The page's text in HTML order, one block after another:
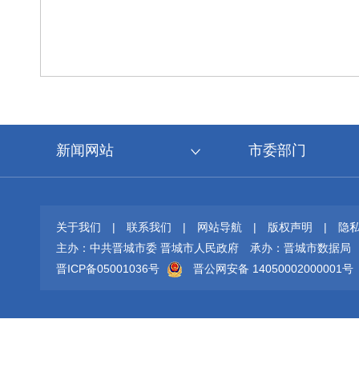
新闻网站 市委部门
关于我们 | 联系我们 | 网站导航 | 版权声明 |
隐
主办：中共晋城市委 晋城市人民政府
承办：晋城市数据局
晋ICP备05001036号
晋公网安备 14050002000001号